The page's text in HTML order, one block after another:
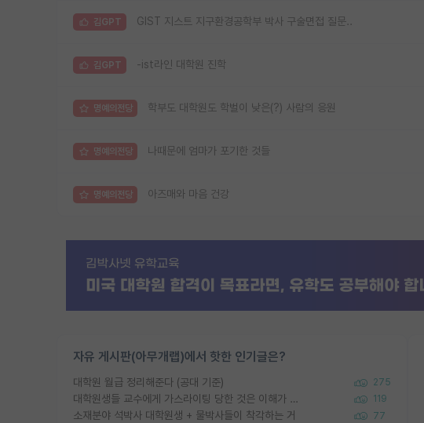
김GPT GIST 지스트 지구환경공학부 박사 구술면접 질문..
김GPT -ist라인 대학원 진학
명예의전당 학부도 대학원도 학벌이 낮은(?) 사람의 응원
명예의전당 나때문에 엄마가 포기한 것들
명예의전당 아즈매와 마음 건강
자유 게시판(아무개랩)에서 핫한 인기글은?
대학원 월급 정리해준다 (공대 기준) 275
대학원생들 교수에게 가스라이팅 당한 것은 이해가 갑니다. 안타깝네요. 119
소재분야 석박사 대학원생 + 물박사들이 착각하는 거 77